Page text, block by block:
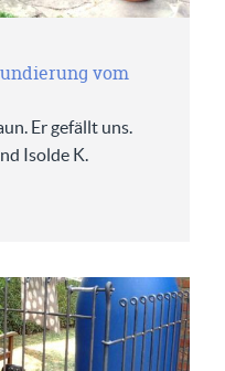
vom
Er gefällt uns.
Isolde K.